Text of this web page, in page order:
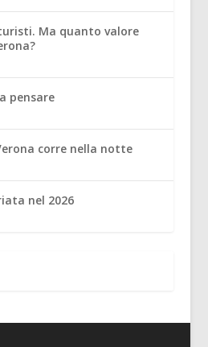
Ma quanto valore
pensare
corre nella notte
nel 2026